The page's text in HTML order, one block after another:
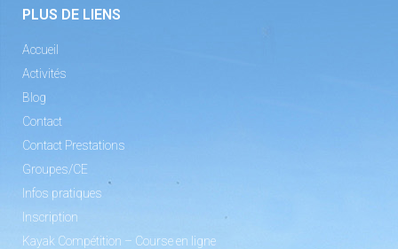
PLUS DE LIENS
Accueil
Activités
Blog
Contact
Contact Prestations
Groupes/CE
Infos pratiques
Inscription
Kayak Compétition – Course en ligne